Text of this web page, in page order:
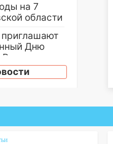
на 7
области
Дню
области
едут звезды